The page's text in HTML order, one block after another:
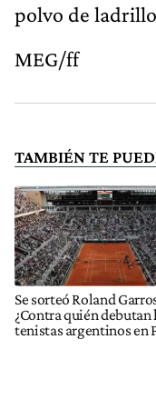
polvo de
MEG/ff
TAMBIÉN TE
Se sorteó Roland
¿Contra quién debutan
tenistas argentinos en